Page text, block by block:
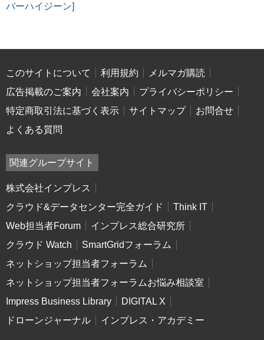
バーハイジーン]
このサイトについて 利用規約
メルマガ購読
広告掲載のご案内
会社案内
プライバシーポリシー
特定商取引法に基づく表示
サイトマップ
お問合せ
よくある質問
関連グループサイト
株式会社インプレス
クラウド&データセンター完全ガイド
Think IT
Web担当者Forum
インプレス総合研究所
クラウド Watch
SmartGridフォーラム
ネットショップ担当者フォーラム
ネットショップ担当者フォーラムお悩み相談室
Impress Business Library
DIGITAL X
ドローンジャーナル
インプレス・アカデミー